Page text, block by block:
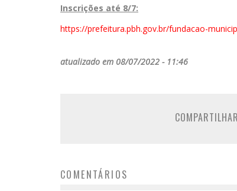
Inscrições até 8/7:
https://prefeitura.pbh.gov.br/fundacao-
atualizado em 08/07/2022 - 11:46
COMENTÁRIOS